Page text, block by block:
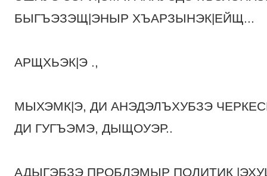
БЫГЪЭЗЭЩ|ЭНЫР ХЪАРЗЫНЭК|ЕЙЩ...
АРЩХЬЭК|Э .,
МЫХЭМК|Э, ДИ АНЭДЭЛЪХУБЗЭ
ДИ ГУГЪЭМЭ, ДЫЩОУЭР..
АДЫГЭБЗЭ ПРОБЛЭМЫР ПОЛИТИК